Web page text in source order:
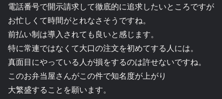
電話番号で開示請求して徹底的に追求したいところですが
お忙しくて時間がとれなさそうですね。
前払い制は導入されても良いと感じます。
特に常連ではなくて大口の注文を初めてする人には。
真面目にやっている人が損をするのは許せないですね。
このお弁当屋さんがこの件で知名度が上がり
大繁盛することを願います。